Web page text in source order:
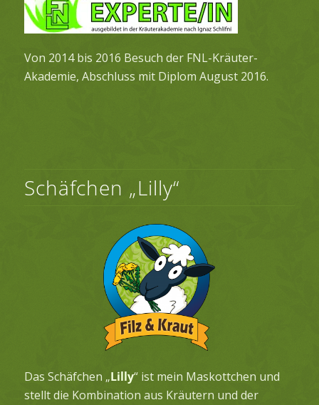
Von 2014 bis 2016 Besuch der FNL-Kräuter-
Akademie, Abschluss mit Diplom August 2016.
Schäfchen „Lilly“
Das Schäfchen „Lilly“ ist mein Maskottchen und
stellt die Kombination aus Kräutern und der